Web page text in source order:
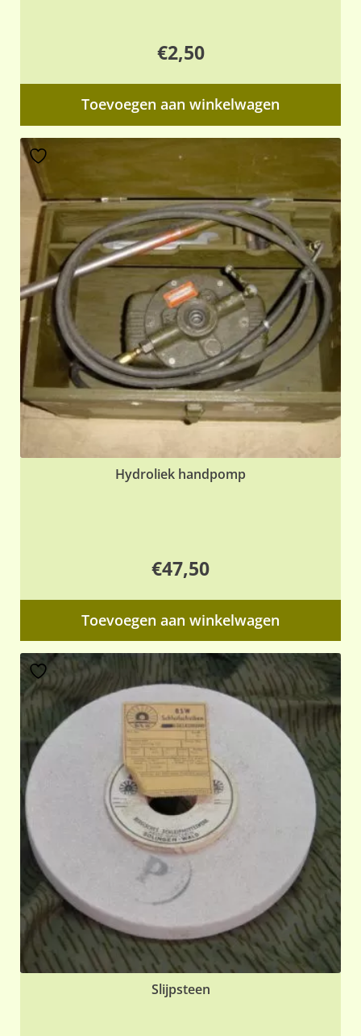
€2,50
Toevoegen aan winkelwagen
Hydroliek handpomp
€47,50
Toevoegen aan winkelwagen
Slijpsteen